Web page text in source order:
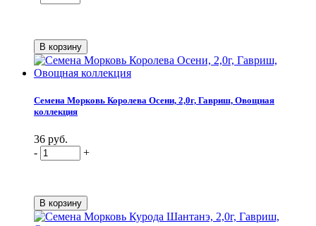
Семена Морковь Королева Осени, 2,0г, Гавриш, Овощная
коллекция
36 руб.
-
+